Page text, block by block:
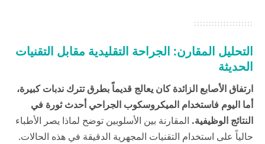
التحليل المقارن: الجراحة التقليدية مقابل التقنيات
الحديثة
ارتفاق الأصابع الزائدة كان يعالج قديماً بطرق تترك ندبات كبيرة،
أما اليوم فاستخدام الميكروسكوب الجراحي أحدث ثورة في
النتائج الوظيفية. المقارنة بين الأسلوبين توضح لماذا يصر الأطباء
حالياً على استخدام التقنيات المجهرية الدقيقة في هذه الحالات.